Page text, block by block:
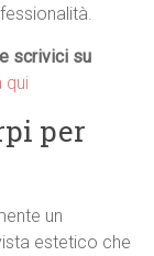
scrivici su
qui
per
un
estetico che